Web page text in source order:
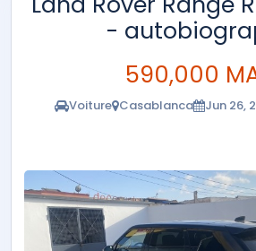
-
590,000
Voiture Casablanca Jun 26,